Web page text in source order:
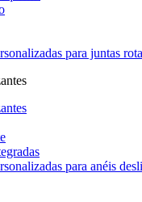
para juntas
para anéis